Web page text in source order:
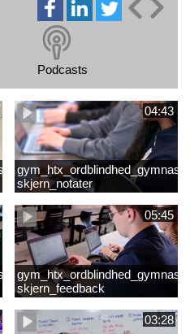
Podcasts
04:43
skjern_notater
05:45
skjern_feedback
03:28